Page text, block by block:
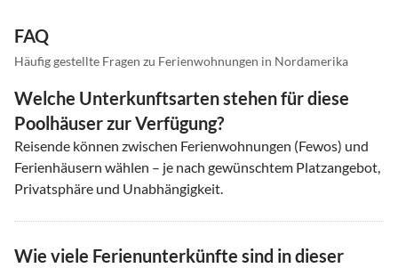
FAQ
Häufig gestellte Fragen zu Ferienwohnungen in Nordamerika
Welche Unterkunftsarten stehen für diese
Poolhäuser zur Verfügung?
Reisende können zwischen Ferienwohnungen (Fewos) und
Ferienhäusern wählen – je nach gewünschtem Platzangebot,
Privatsphäre und Unabhängigkeit.
Wie viele Ferienunterkünfte sind in dieser